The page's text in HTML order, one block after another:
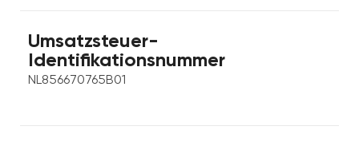
Umsatzsteuer-
Identifikationsnummer
NL856670765B01